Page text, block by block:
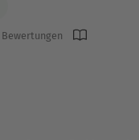
Bewertungen